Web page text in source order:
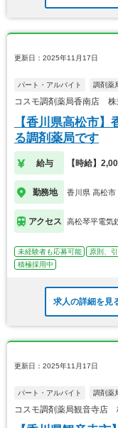
更新日：2025年11月17日
パート・アルバイト 調剤薬
コスモ調剤薬局香南店 株
【香川県高松市
る調剤薬局です
給与 【時給】
勤務地 香川県 高松市
アクセス 高松琴平電気
未経験者も応募可能 原則、
積極採用中
求人の詳細を見
更新日：2025年11月17日
パート・アルバイト 調剤薬
コスモ調剤薬局観音寺店